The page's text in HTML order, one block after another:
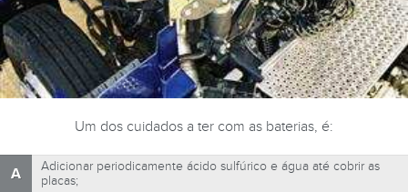
Um dos cuidados a ter com as baterias, é:
A
Adicionar periodicamente ácido sulfúrico e água até cobrir as
placas;